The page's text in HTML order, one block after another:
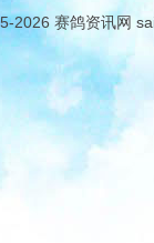
2026 赛鸽资讯网